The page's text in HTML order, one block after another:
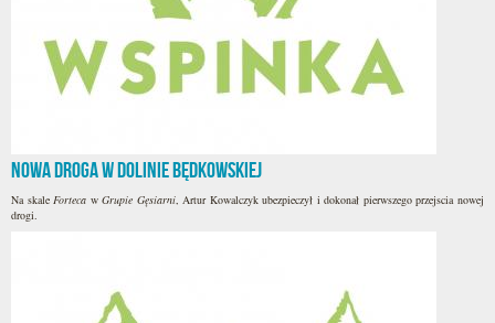
Nowa droga w Dolinie Będkowskiej
Na skaleForteca wGrupie Gęsiarni, Artur Kowalczyk ubezpieczył i dokonał pierwszego przejscia nowej
drogi.